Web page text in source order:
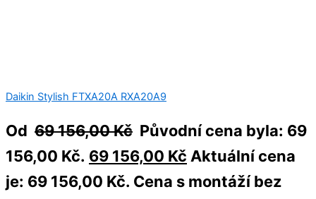
Daikin Stylish FTXA20A RXA20A9
Od 69 156,00Kč Původní cena byla: 69
156,00 Kč. 69 156,00 Kč Aktuální cena
je: 69 156,00 Kč. Cena s montáží bez